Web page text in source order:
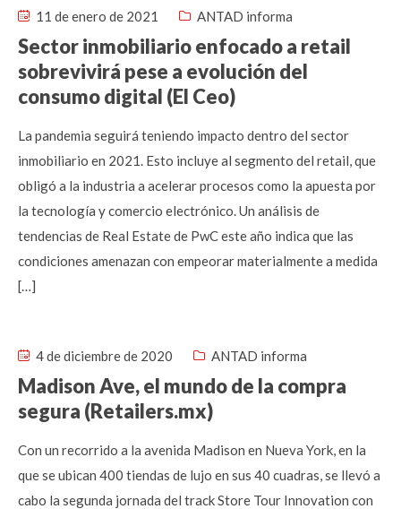
11 de enero de 2021 ANTAD informa
Sector inmobiliario enfocado a retail
sobrevivirá pese a evolución del
consumo digital (El Ceo)
La pandemia seguirá teniendo impacto dentro del sector
inmobiliario en 2021. Esto incluye al segmento del retail, que
obligó a la industria a acelerar procesos como la apuesta por
la tecnología y comercio electrónico. Un análisis de
tendencias de Real Estate de PwC este año indica que las
condiciones amenazan con empeorar materialmente a medida
[…]
4 de diciembre de 2020 ANTAD informa
Madison Ave, el mundo de la compra
segura (Retailers.mx)
Con un recorrido a la avenida Madison en Nueva York, en la
que se ubican 400 tiendas de lujo en sus 40 cuadras, se llevó a
cabo la segunda jornada del track Store Tour Innovation con